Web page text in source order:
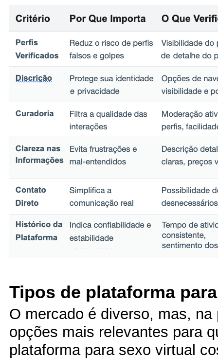
Tipos de plataforma
O mercado é diverso, mas, na
opções mais relevantes para
plataforma para sexo virtual